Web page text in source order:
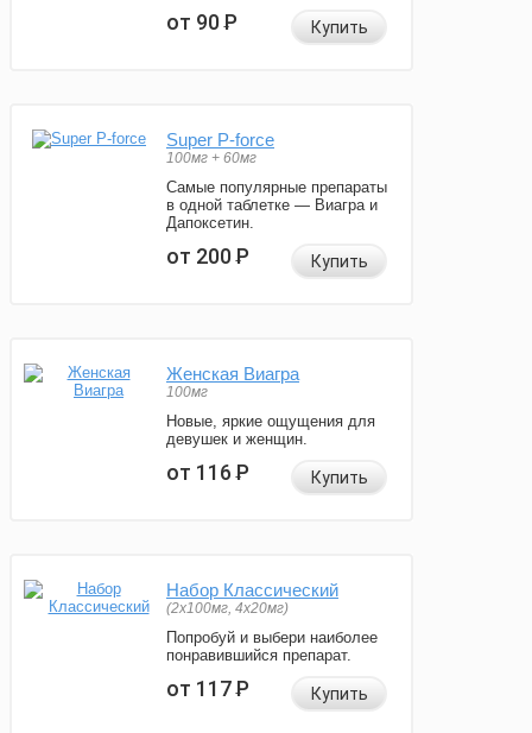
от 90Р Купить
Super P-force
100мг + 60мг
Самые популярные препараты
в одной таблетке — Виагра и
Дапоксетин.
от 200Р Купить
Женская Виагра
100мг
Новые, яркие ощущения для
девушек и женщин.
от 116Р Купить
Набор Классический
(2x100мг, 4x20мг)
Попробуй и выбери наиболее
понравившийся препарат.
от 117Р Купить